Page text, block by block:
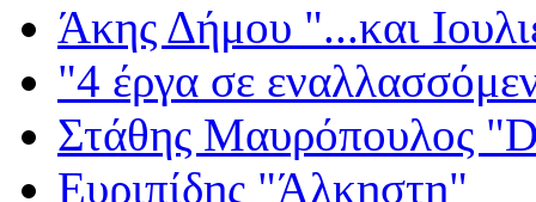
Άκης Δήμου "...και
"4 έργα σε
Στάθης Μαυρόπουλος
Ευριπίδης "Άλκηστη"